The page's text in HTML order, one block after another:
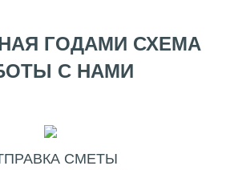
ГОДАМИ СХЕМА
С НАМИ
СМЕТЫ